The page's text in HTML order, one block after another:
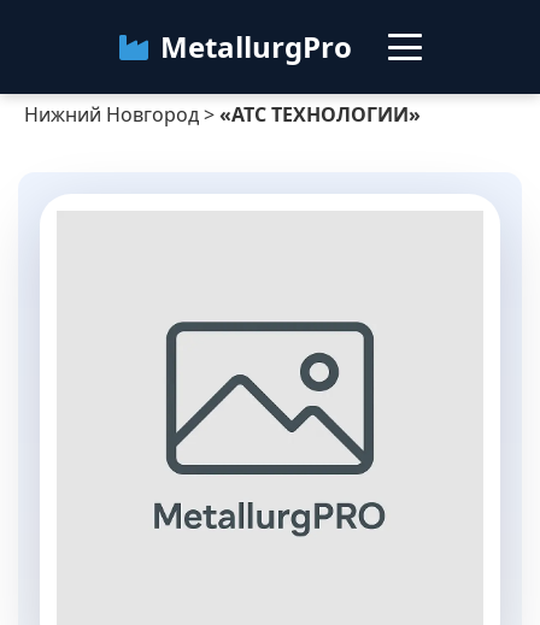
MetallurgPro
Нижний Новгород
Категории
Контакты
Нижний Новгород>«АТС ТЕХНОЛОГИИ»